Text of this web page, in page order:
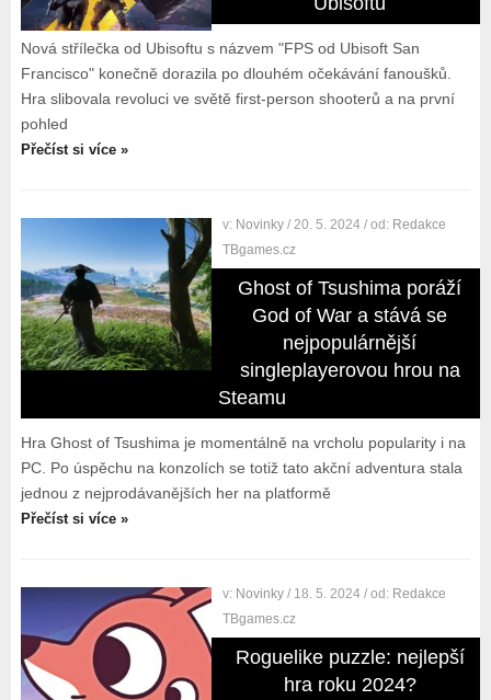
Nová střílečka od Ubisoftu s názvem "FPS od Ubisoft San
Francisco" konečně dorazila po dlouhém očekávání fanoušků.
Hra slibovala revoluci ve světě first-person shooterů a na první
pohled
Přečíst si více »
v: Novinky / 20. 5. 2024 / od: Redakce
TBgames.cz
Ghost of Tsushima poráží
God of War a stává se
nejpopulárnější
singleplayerovou hrou na
Steamu
Hra Ghost of Tsushima je momentálně na vrcholu popularity i na
PC. Po úspěchu na konzolích se totiž tato akční adventura stala
jednou z nejprodávanějších her na platformě
Přečíst si více »
v: Novinky / 18. 5. 2024 / od: Redakce
TBgames.cz
Roguelike puzzle: nejlepší
hra roku 2024?